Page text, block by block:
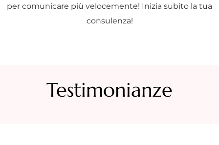
per comunicare più velocemente! Inizia subito la tua
consulenza!
Testimonianze